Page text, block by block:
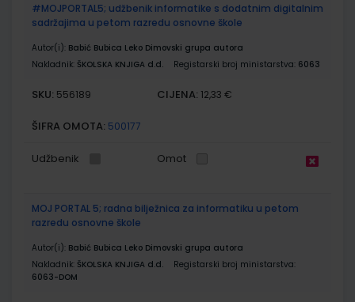
#MOJPORTAL5; udžbenik informatike s dodatnim digitalnim
sadržajima u petom razredu osnovne škole
Autor(i): Babić Bubica Leko Dimovski grupa autora
Nakladnik: ŠKOLSKA KNJIGA d.d. Registarski broj ministarstva: 6063
SKU: 556189 CIJENA: 12,33 €
ŠIFRA OMOTA: 500177
Udžbenik Omot
MOJ PORTAL 5; radna bilježnica za informatiku u petom
razredu osnovne škole
Autor(i): Babić Bubica Leko Dimovski grupa autora
Nakladnik: ŠKOLSKA KNJIGA d.d.
Registarski broj ministarstva:
6063-DOM